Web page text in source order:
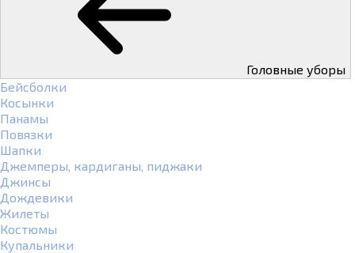
Головные уборы
Бейсболки
Косынки
Панамы
Повязки
Шапки
Джемперы, кардиганы, пиджаки
Джинсы
Дождевики
Жилеты
Костюмы
Купальники